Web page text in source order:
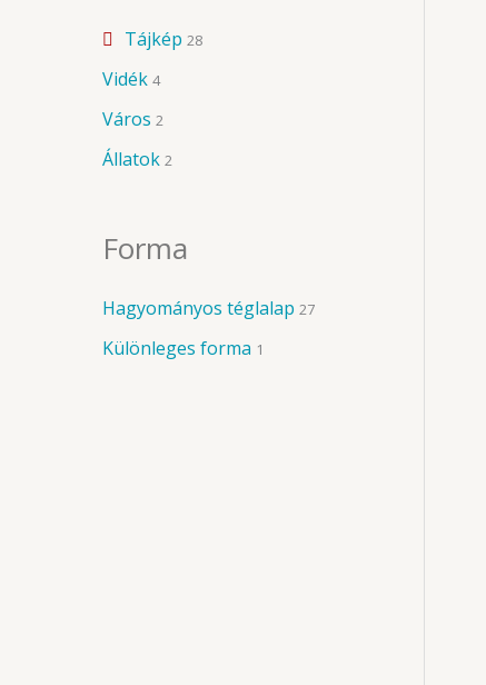
Tájkép 28
Vidék 4
Város 2
Állatok 2
Forma
Hagyományos téglalap 27
Különleges forma 1